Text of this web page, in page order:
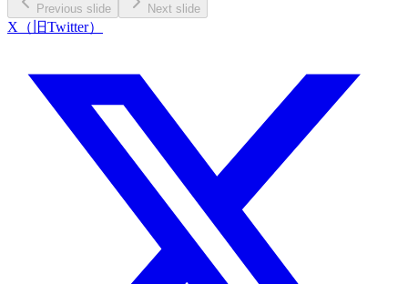
Previous slide Next slide
X（旧Twitter）